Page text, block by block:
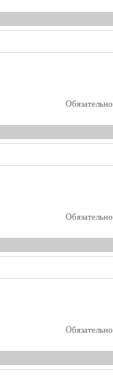
Обязательно
Обязательно
Обязательно